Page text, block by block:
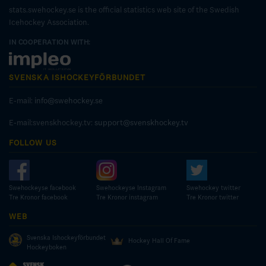
stats.swehockey.se is the official statistics web site of the Swedish
Icehockey Association.
IN COOPERATION WITH:
SVENSKA ISHOCKEYFÖRBUNDET
E-mail: info@swehockey.se
E-mail:svenskhockey.tv: support@svenskhockey.tv
FOLLOW US
Swehockeyse facebook
Tre Kronor facebook
Swehockeyse Instagram
Tre Kronor instagram
Swehockey twitter
Tre Kronor twitter
WEB
Svenska Ishockeyförbundet
Hockeyboken
Hockey Hall Of Fame